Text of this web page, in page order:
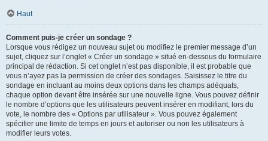
Haut
Comment puis-je créer un sondage ?
Lorsque vous rédigez un nouveau sujet ou modifiez le premier message d’un
sujet, cliquez sur l’onglet « Créer un sondage » situé en-dessous du formulaire
principal de rédaction. Si cet onglet n’est pas disponible, il est probable que
vous n’ayez pas la permission de créer des sondages. Saisissez le titre du
sondage en incluant au moins deux options dans les champs adéquats,
chaque option devant être insérée sur une nouvelle ligne. Vous pouvez définir
le nombre d’options que les utilisateurs peuvent insérer en modifiant, lors du
vote, le nombre des « Options par utilisateur ». Vous pouvez également
spécifier une limite de temps en jours et autoriser ou non les utilisateurs à
modifier leurs votes.